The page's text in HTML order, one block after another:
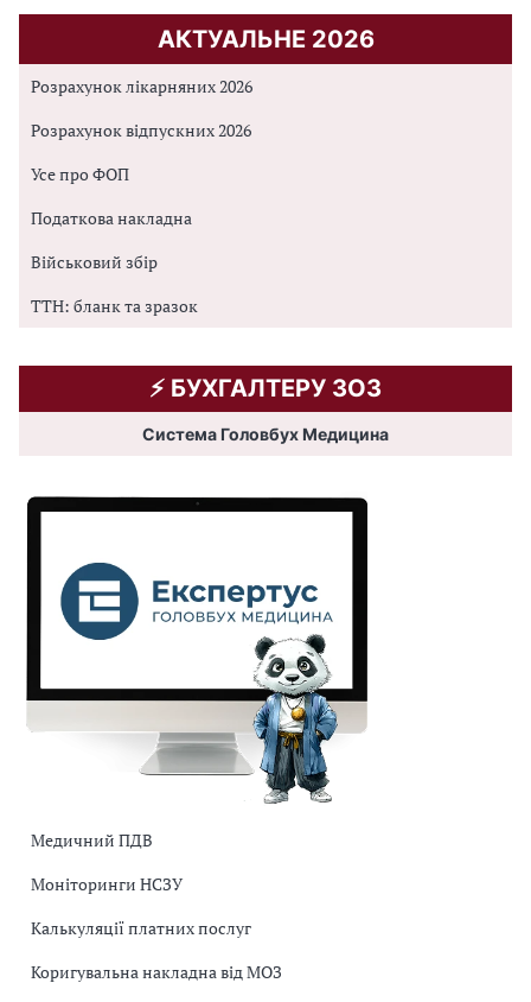
АКТУАЛЬНЕ 2026
Розрахунок лікарняних 2026
Розрахунок відпускних 2026
Усе про ФОП
Податкова накладна
Військовий збір
ТТН: бланк та зразок
⚡️ БУХГАЛТЕРУ ЗОЗ
Система Головбух Медицина
Медичний ПДВ
Моніторинги НСЗУ
Калькуляції платних послуг
Коригувальна накладна від МОЗ